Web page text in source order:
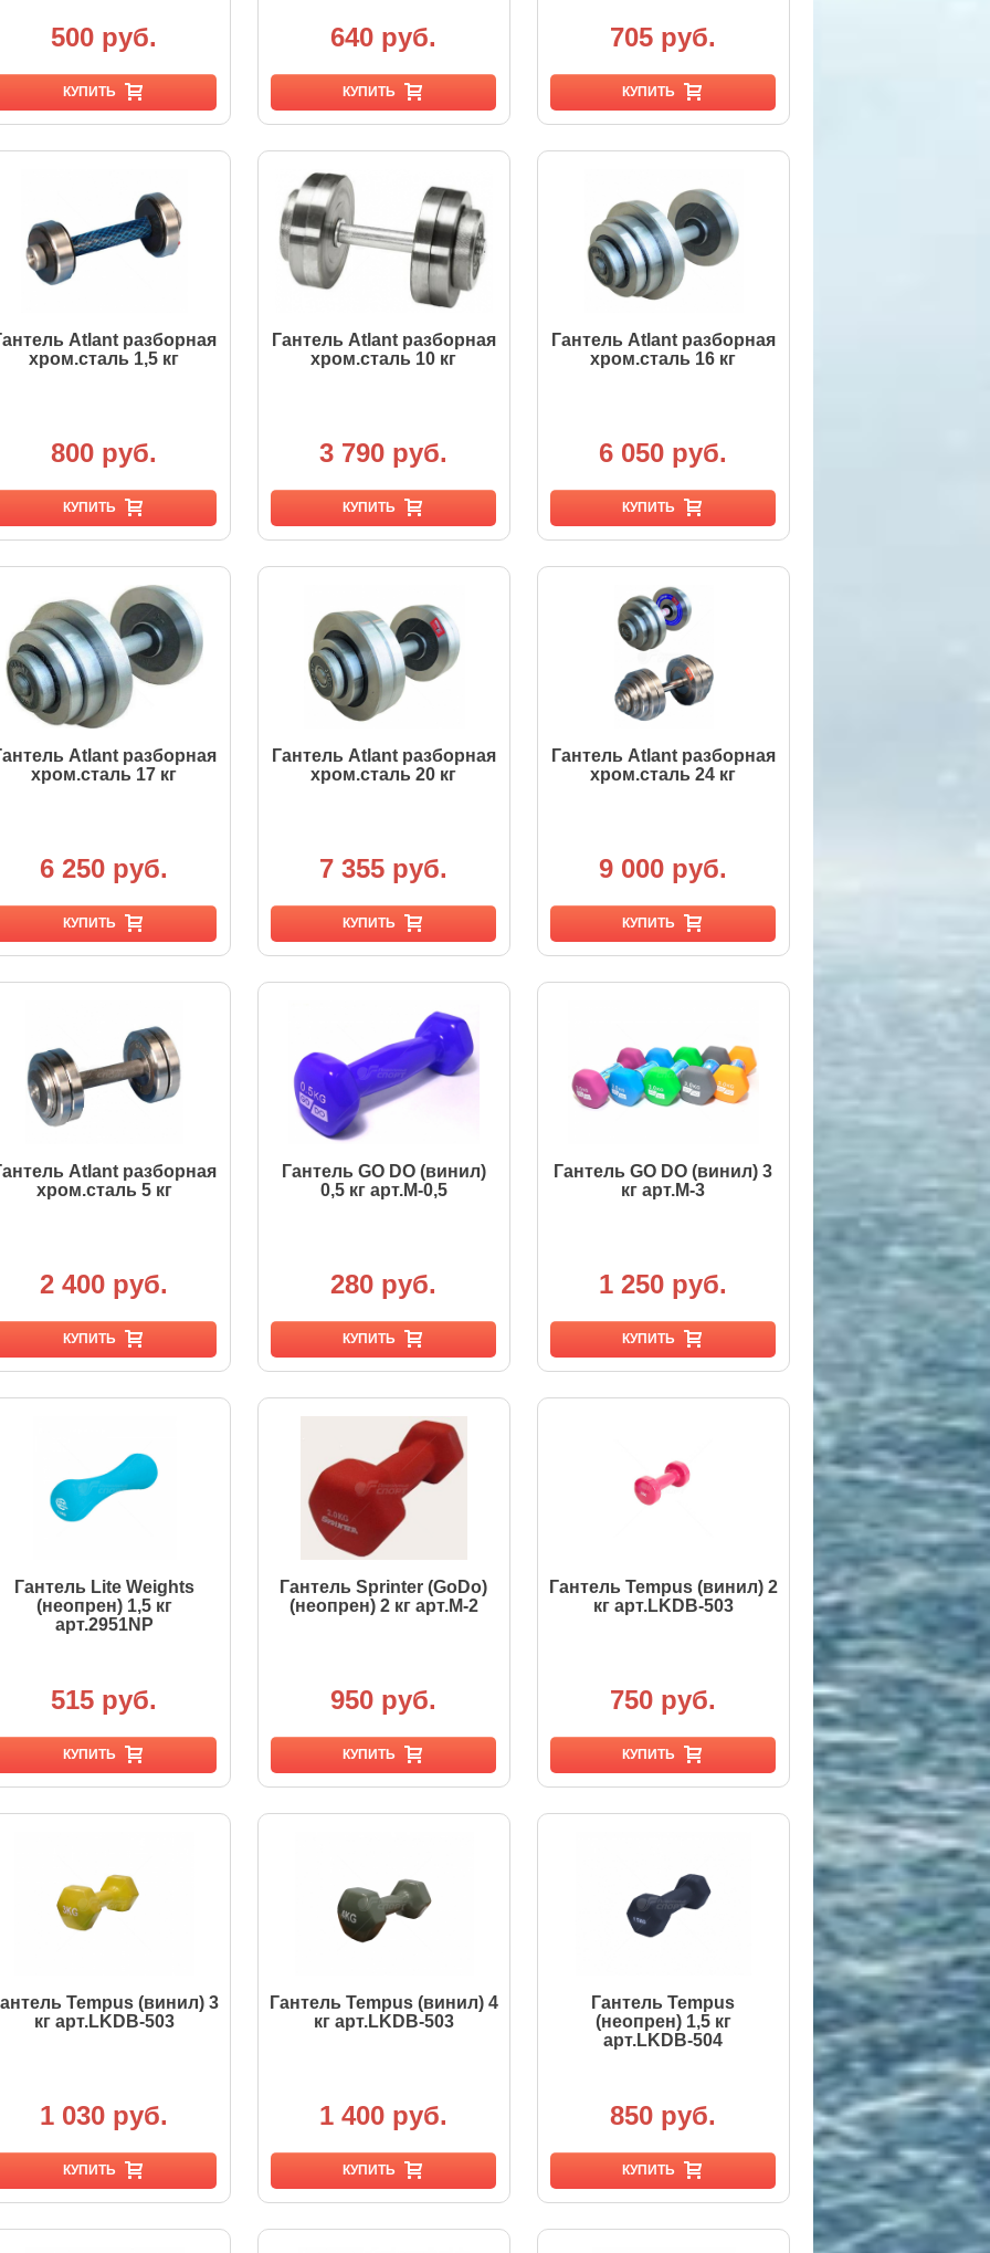
500 руб.
КУПИТЬ
640 руб.
КУПИТЬ
705 руб.
КУПИТЬ
Atlant разборная
хром.сталь 1,5 кг
800 руб.
КУПИТЬ
Гантель Atlant разборная
хром.сталь 10 кг
3 790 руб.
КУПИТЬ
Гантель Atlant разборная
хром.сталь 16 кг
6 050 руб.
КУПИТЬ
Atlant разборная
хром.сталь 17 кг
6 250 руб.
КУПИТЬ
Гантель Atlant разборная
хром.сталь 20 кг
7 355 руб.
КУПИТЬ
Гантель Atlant разборная
хром.сталь 24 кг
9 000 руб.
КУПИТЬ
Atlant разборная
хром.сталь 5 кг
2 400 руб.
КУПИТЬ
Гантель GO DO (винил)
0,5 кг арт.М-0,5
280 руб.
КУПИТЬ
Гантель GO DO (винил) 3
кг арт.М-3
1 250 руб.
КУПИТЬ
Гантель Lite Weights
(неопрен) 1,5 кг
арт.2951NP
515 руб.
КУПИТЬ
Гантель Sprinter (GoDo)
(неопрен) 2 кг арт.М-2
950 руб.
КУПИТЬ
Гантель Tempus (винил) 2
кг арт.LKDB-503
750 руб.
КУПИТЬ
Tempus (винил) 3
кг арт.LKDB-503
1 030 руб.
КУПИТЬ
Гантель Tempus (винил) 4
кг арт.LKDB-503
1 400 руб.
КУПИТЬ
Гантель Tempus
(неопрен) 1,5 кг
арт.LKDB-504
850 руб.
КУПИТЬ